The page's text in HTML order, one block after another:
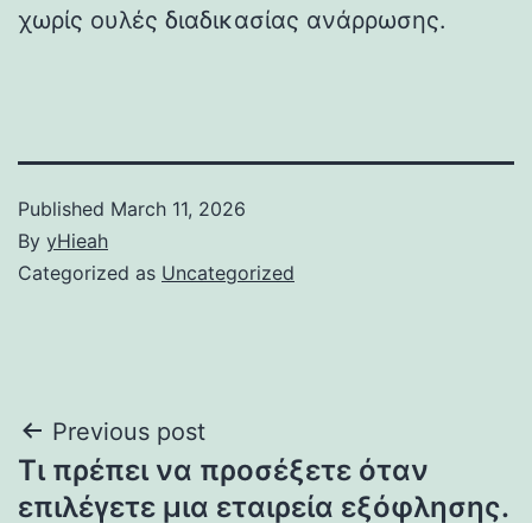
χωρίς ουλές διαδικασίας ανάρρωσης.
Published March 11, 2026
By yHieah
Categorized as Uncategorized
Post
navigation
Previous post
Τι πρέπει να προσέξετε όταν
επιλέγετε μια εταιρεία εξόφλησης.